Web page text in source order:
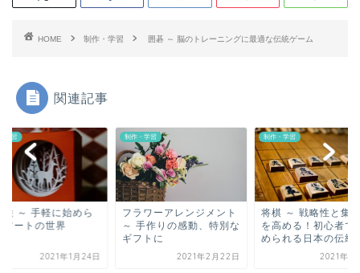
HOME 制作・学習 囲碁 ～ 脳のトレーニングに最適な伝統ゲーム
関連記事
学習
絵 ～ 手軽に始めら
アートの世界
2021年1月24日
制作・学習
フラワーアレンジメント
～ 手作りの感動、特別な
ギフトに
2021年2月22日
制作・学習
将棋 ～ 戦略性と集
を高める！初心者で
められる日本の伝統
2021年1